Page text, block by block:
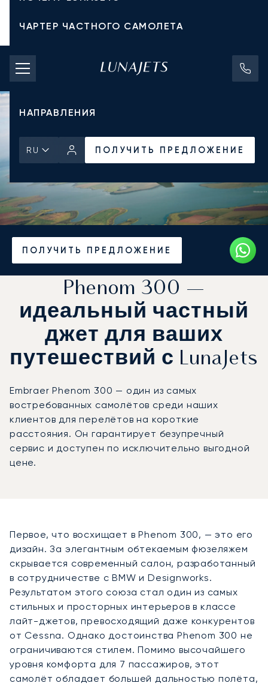
ЧАРТЕР ЧАСТНОГО САМОЛЕТА
СТОИМОСТЬ ЧАРТЕРА
ЧАСТНЫЕ САМОЛЕТЫ
НАПРАВЛЕНИЯ
RU ПОЛУЧИТЬ ПРЕДЛОЖЕНИЕ
ПОЛУЧИТЬ ПРЕДЛОЖЕНИЕ
Phenom 300 —
идеальный частный
джет для ваших
путешествий с LunaJets
Embraer Phenom 300 — один из самых
востребованных самолётов среди наших
клиентов для перелётов на короткие
расстояния. Он гарантирует безупречный
сервис и доступен по исключительно выгодной
цене.
Первое, что восхищает в Phenom 300, — это его
дизайн. За элегантным обтекаемым фюзеляжем
скрывается современный салон, разработанный
в сотрудничестве с BMW и Designworks.
Результатом этого союза стал один из самых
стильных и просторных интерьеров в классе
лайт-джетов, превосходящий даже конкурентов
от Cessna. Однако достоинства Phenom 300 не
ограничиваются стилем. Помимо высочайшего
уровня комфорта для 7 пассажиров, этот
самолёт обладает большей дальностью полёта,